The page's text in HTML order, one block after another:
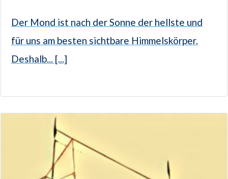
Der Mond ist nach der Sonne der hellste und
für uns am besten sichtbare Himmelskörper.
Deshalb... [...]